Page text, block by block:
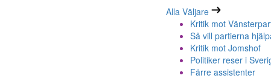
Alla Väljare
Kritik mot
Så vill partierna
Kritik mot Jomshof
Politiker reser i
Färre assistenter